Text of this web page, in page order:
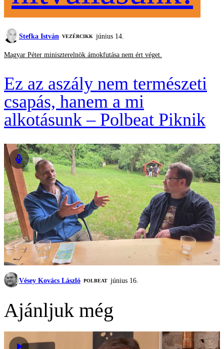
Stefka István VEZÉRCIKK június 14.
Magyar Péter miniszterelnök ámokfutása nem ért véget.
Ez az aszály nem természeti
csapás, hanem a mi
alkotásunk – Polbeat Piknik
Vésey Kovács László ‎POLBEAT június 16.
Ajánljuk még